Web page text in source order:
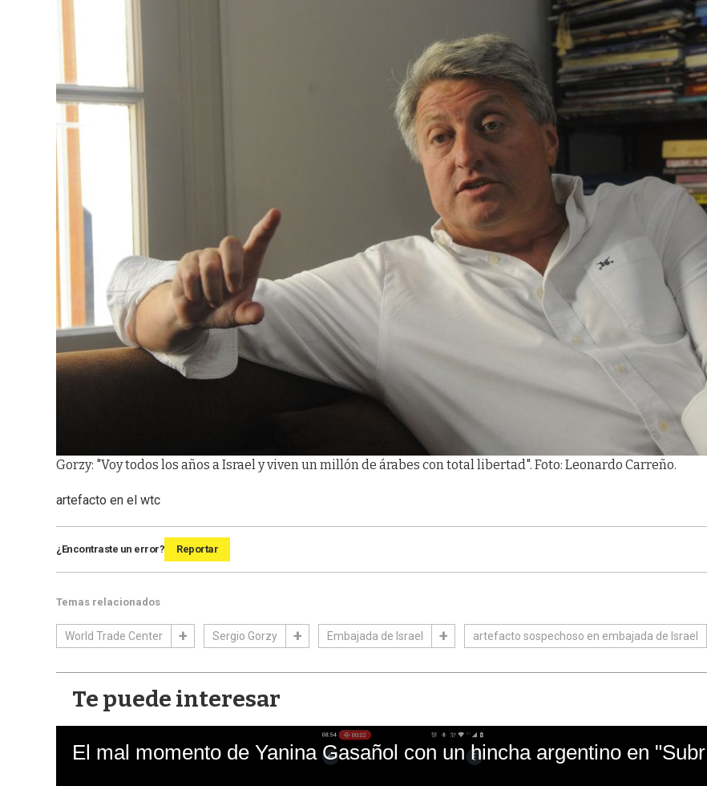
Gorzy: "Voy todos los años a Israel y viven un millón de árabes con total libertad". Foto: Leonardo Carreño.
artefacto en el wtc
¿Encontraste un error? Reportar
Temas relacionados
World Trade Center Sergio Gorzy Embajada de Israel artefacto sospechoso en embajada de Israel
Te puede interesar